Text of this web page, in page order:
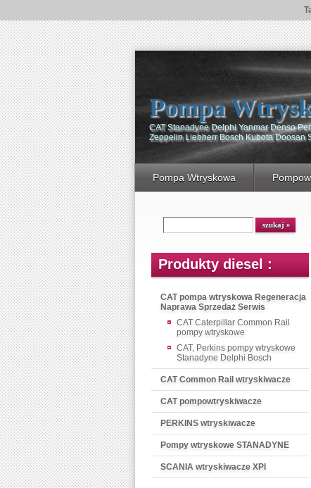
Pompa
CAT Stanadyne Delphi Yanmar Denso
Zeppelin Liebherr Bosch Kubota Doosan
Pompa Wtryskowa
Produkty diesel :
CAT pompa wtryskowa Regeneracja
Naprawa Sprzedaż Serwis
CAT Caterpillar Common Rail
pompy wtryskowe
CAT, Perkins pompy wtryskowe
Stanadyne Delphi Bosch
CAT Common Rail wtryskiwacze
CAT pompowtryskiwacze
PERKINS wtryskiwacze
Pompy wtryskowe STANADYNE
SCANIA wtryskiwacze XPI